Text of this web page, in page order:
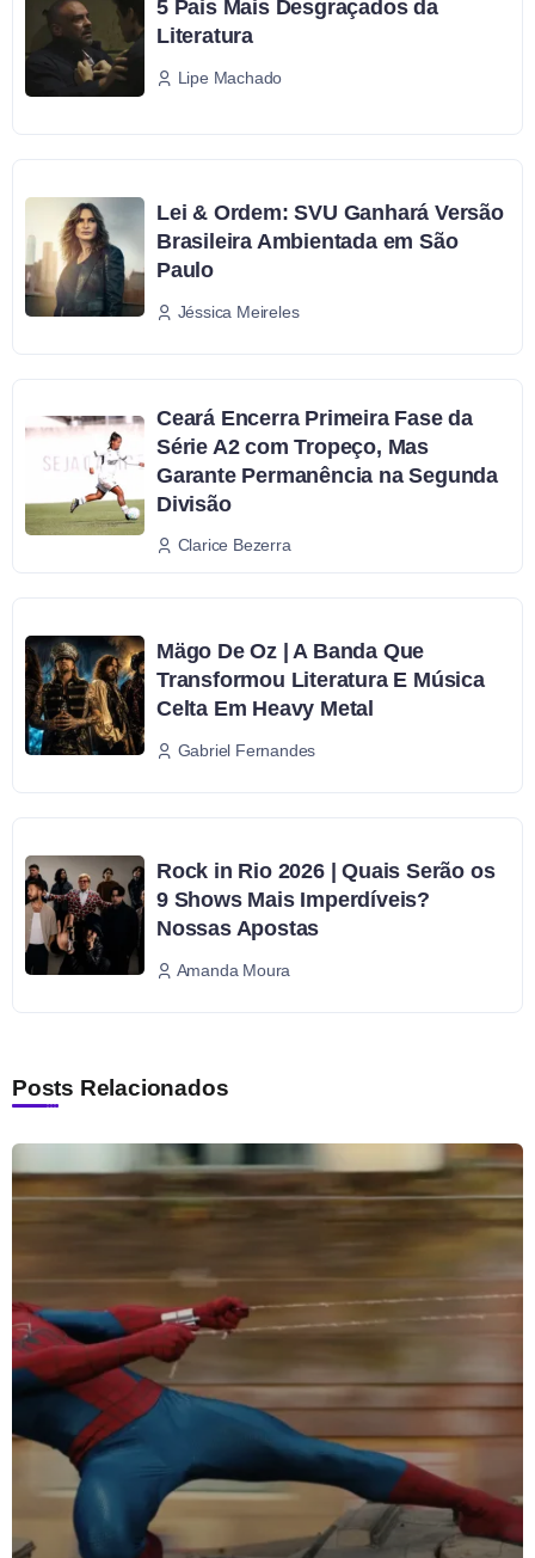
5 Pais Mais Desgraçados da
Literatura
Lipe Machado
Lei & Ordem: SVU Ganhará Versão
Brasileira Ambientada em São
Paulo
Jéssica Meireles
Ceará Encerra Primeira Fase da
Série A2 com Tropeço, Mas
Garante Permanência na Segunda
Divisão
Clarice Bezerra
Mägo De Oz | A Banda Que
Transformou Literatura E Música
Celta Em Heavy Metal
Gabriel Fernandes
Rock in Rio 2026 | Quais Serão os
9 Shows Mais Imperdíveis?
Nossas Apostas
Amanda Moura
Posts Relacionados